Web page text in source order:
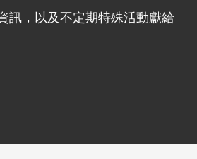
訊，以及不定期特殊活動獻給